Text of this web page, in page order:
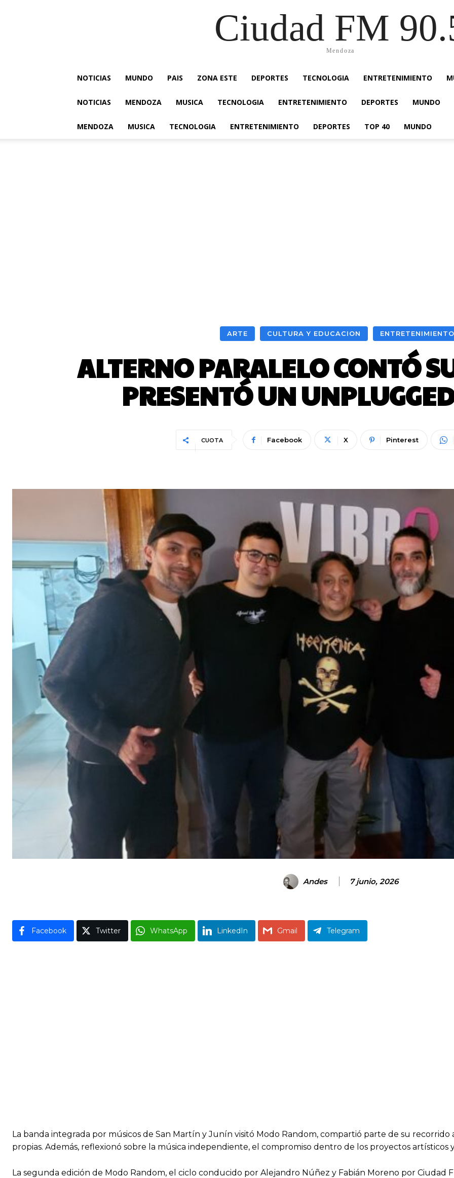
Ciudad FM
Mendoza
NOTICIAS MUNDO PAIS ZONA ESTE DEPORTES TECNOLOGIA ENTRETENIMIENTO
NOTICIAS MENDOZA MUSICA TECNOLOGIA ENTRETENIMIENTO DEPORTES MUNDO
MENDOZA MUSICA TECNOLOGIA ENTRETENIMIENTO DEPORTES TOP 40 MUNDO
ARTE CULTURA Y EDUCACION ENTRETENIMIENTO
ALTERNO PARALELO CONTÓ
PRESENTÓ UN
CUOTA Facebook X Pinterest
Andes 7 junio, 2026
Facebook Twitter WhatsApp LinkedIn Gmail Telegram
La banda integrada por músicos de San Martín y Junín visitó Modo Random, compartió parte de su
propias. Además, reflexionó sobre la música independiente, el compromiso dentro de los proyectos
La segunda edición de Modo Random, el ciclo conducido por Alejandro Núñez y Fabián Moreno por Ciudad